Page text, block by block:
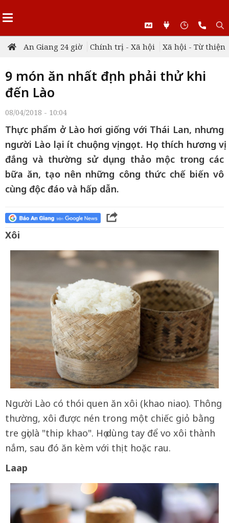
An Giang 24 giờ Chính trị - Xã hội Xã hội - Từ thiện
9 món ăn nhất định phải thử khi
đến Lào
08/04/2018 - 10:04
Thực phẩm ở Lào hơi giống với Thái Lan, nhưng
người Lào lại ít chuộng vị ngọt. Họ thích hương vị
đắng và thường sử dụng thảo mộc trong các
bữa ăn, tạo nên những công thức chế biến vô
cùng độc đáo và hấp dẫn.
Xôi
Người Lào có thói quen ăn xôi (khao niao). Thông
thường, xôi được nén trong một chiếc giỏ bằng
tre gọi là "thip khao". Họ dùng tay để vo xôi thành
nắm, sau đó ăn kèm với thịt hoặc rau.
Laap